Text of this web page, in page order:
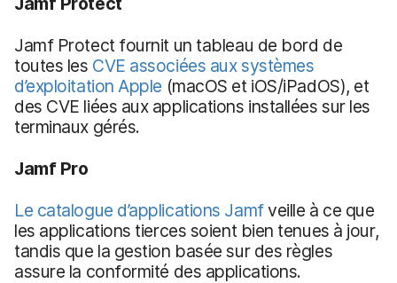
Jamf Protect fournit un tableau de bord de
toutes les CVE associées aux systèmes
d’exploitation Apple (macOS et iOS/iPadOS), et
des CVE liées aux applications installées sur les
terminaux gérés.
Jamf Pro
Le catalogue d’applications Jamfveille à ce que
les applications tierces soient bien tenues à jour,
tandis que la gestion basée sur des règles
assure la conformité des applications.